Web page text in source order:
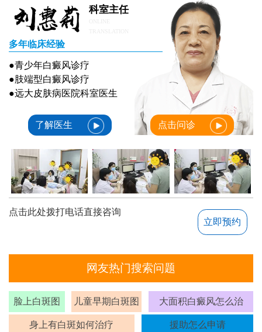
科室主任
多年临床经验
●青少年白癜风诊疗
●肢端型白癜风诊疗
●远大皮肤病医院科室医生
了解医生 点击问诊
点击此处拨打电话直接咨询
立即预约
网友热门搜索问题
脸上白斑图 儿童早期白斑图 大面积白癜风怎么治
身上有白斑如何治疗 援助怎么申请